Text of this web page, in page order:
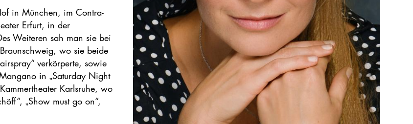
in München, im Contra-
Erfurt, in der
Weiteren sah man sie bei
wo sie beide
verkörperte, sowie
in „Saturday Night
Karlsruhe, wo
„Show must go on“,